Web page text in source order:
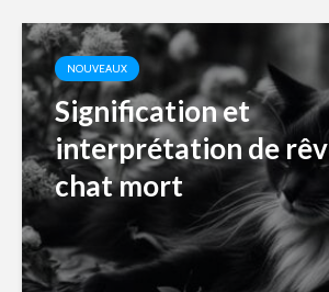
NOUVEAUX
Signification et
interprétation de
chat mort